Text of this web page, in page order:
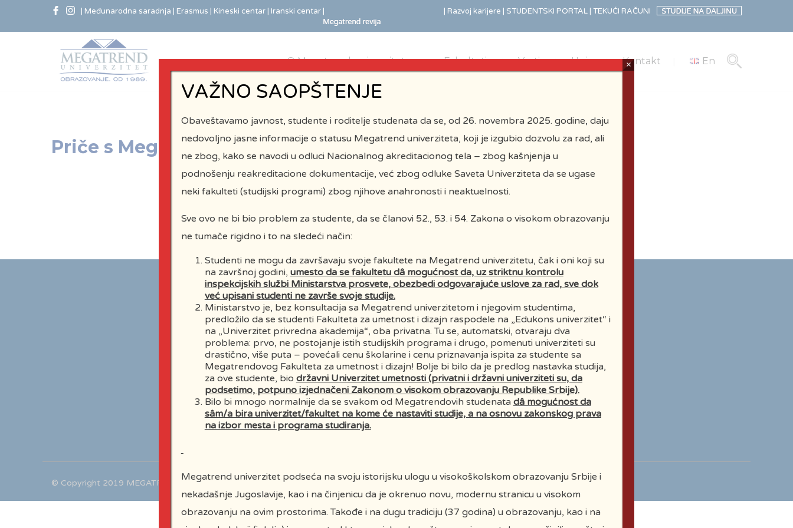
| Međunarodna saradnja | Erasmus | Kineski centar | Iranski centar | | Razvoj karijere | STUDENTSKI PORTAL | TEKUĆI RAČUNI
O Megatrend univerzitetu Fakulteti Vesti Upis Kontakt En
Priče s Megatrenda
© Copyright 2019 MEGATREND UNIVERSITY
VAŽNO SAOPŠTENJE
Obaveštavamo javnost, studente i roditelje studenata da se, od 26. novembra 2025. godine, daju
nedovoljno jasne informacije o statusu Megatrend univerziteta, koji je izgubio dozvolu za rad, ali
ne zbog, kako se navodi u odluci Nacionalnog akreditacionog tela – zbog kašnjenja u
podnošenju reakreditacione dokumentacije, već zbog odluke Saveta Univerziteta da se ugase
neki fakulteti (studijski programi) zbog njihove anahronosti i neaktuelnosti.
Sve ovo ne bi bio problem za studente, da se članovi 52., 53. i 54. Zakona o visokom obrazovanju
ne tumače rigidno i to na sledeći način:
Studenti ne mogu da završavaju svoje fakultete na Megatrend univerzitetu, čak i oni koji su
na završnoj godini, umesto da se fakultetu dâ mogućnost da, uz striktnu kontrolu
inspekcijskih službi Ministarstva prosvete, obezbedi odgovarajuće uslove za rad, sve dok
već upisani studenti ne završe svoje studije.
Ministarstvo je, bez konsultacija sa Megatrend univerzitetom i njegovim studentima,
predložilo da se studenti Fakulteta za umetnost i dizajn raspodele na „Edukons univerzitet“ i
na „Univerzitet privredna akademija“, oba privatna. Tu se, automatski, otvaraju dva
problema: prvo, ne postojanje istih studijskih programa i drugo, pomenuti univerziteti su
drastično, više puta – povećali cenu školarine i cenu priznavanja ispita za studente sa
Megatrendovog Fakulteta za umetnost i dizajn! Bolje bi bilo da je predlog nastavka studija,
za ove studente, bio državni Univerzitet umetnosti (privatni i državni univerziteti su, da
podsetimo, potpuno izjednačeni Zakonom o visokom obrazovanju Republike Srbije).
Bilo bi mnogo normalnije da se svakom od Megatrendovih studenata dâ mogućnost da
sâm/a bira univerzitet/fakultet na kome će nastaviti studije, a na osnovu zakonskog prava
na izbor mesta i programa studiranja.
Megatrend univerzitet podseća na svoju istorijsku ulogu u visokoškolskom obrazovanju Srbije i
nekadašnje Jugoslavije, kao i na činjenicu da je okrenuo novu, modernu stranicu u visokom
obrazovanju na ovim prostorima. Takođe i na dugu tradiciju (37 godina) u obrazovanju, kao i na
×